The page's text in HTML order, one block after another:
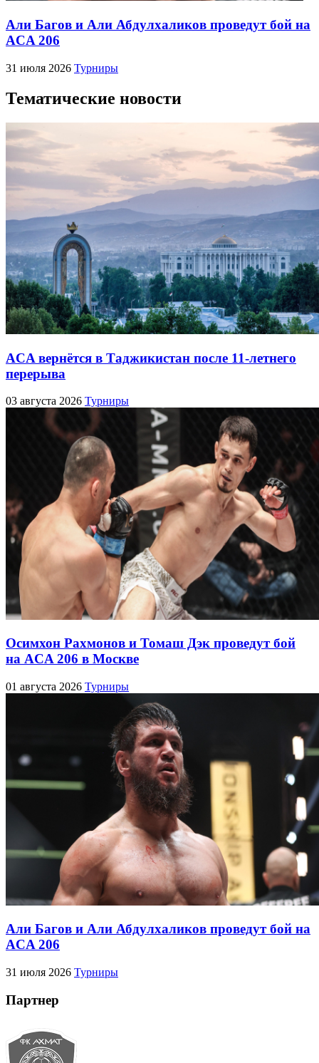
Али Багов и Али Абдулхаликов проведут бой на
ACA 206
31 июля 2026 Турниры
Тематические новости
ACA вернётся в Таджикистан после 11-летнего
перерыва
03 августа 2026 Турниры
Осимхон Рахмонов и Томаш Дэк проведут бой
на ACA 206 в Москве
01 августа 2026 Турниры
Али Багов и Али Абдулхаликов проведут бой на
ACA 206
31 июля 2026 Турниры
Партнер